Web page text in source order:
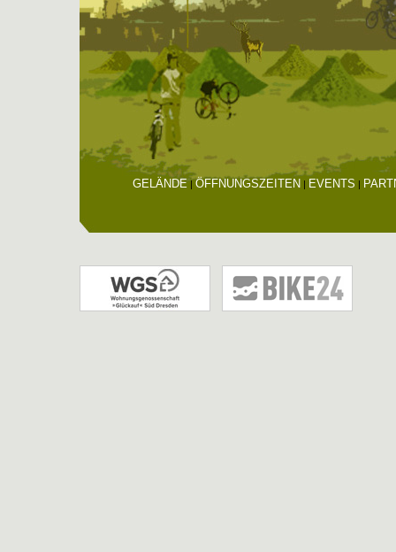
GELÄNDE| ÖFFNUNGSZEITEN | EVENTS |